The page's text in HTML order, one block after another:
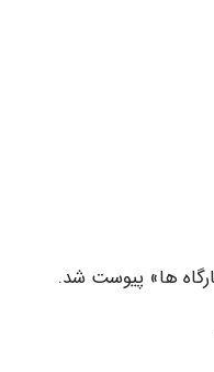
ها» پیوست شد.